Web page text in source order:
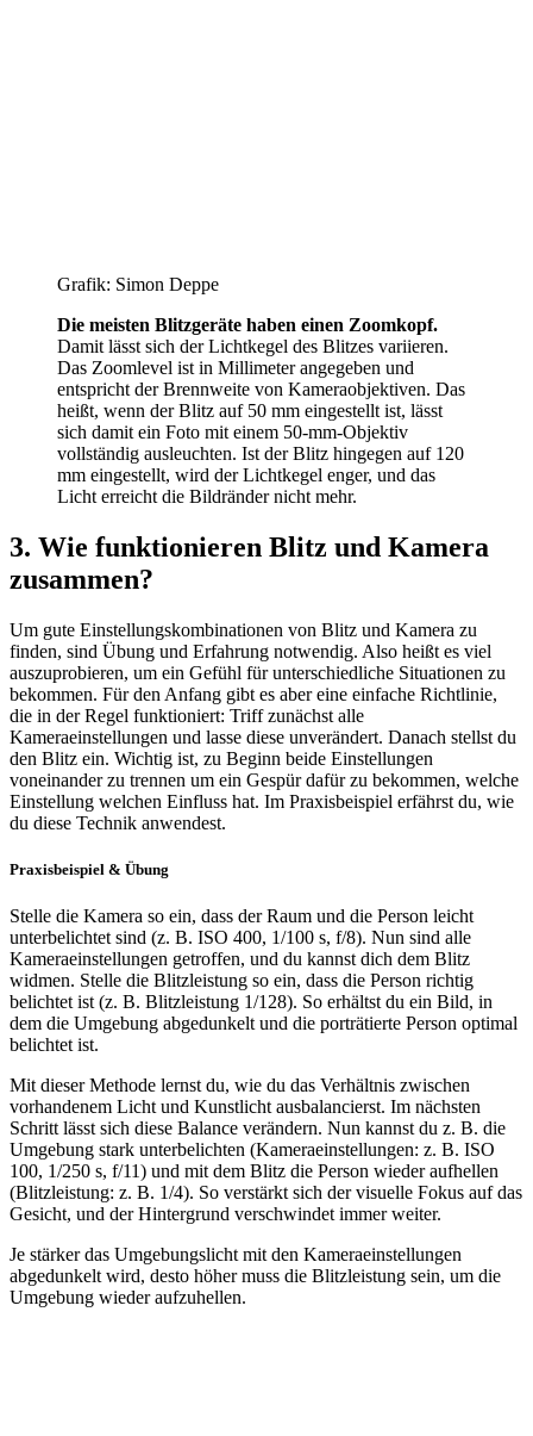
Grafik: Simon Deppe
Die meisten Blitzgeräte haben einen Zoomkopf.
Damit lässt sich der Lichtkegel des Blitzes variieren.
Das Zoomlevel ist in Millimeter angegeben und
entspricht der Brennweite von Kameraobjektiven. Das
heißt, wenn der Blitz auf 50 mm eingestellt ist, lässt
sich damit ein Foto mit einem 50-mm-Objektiv
vollständig ausleuchten. Ist der Blitz hingegen auf 120
mm eingestellt, wird der Lichtkegel enger, und das
Licht erreicht die Bildränder nicht mehr.
3. Wie funktionieren Blitz und Kamera
zusammen?
Um gute Einstellungskombinationen von Blitz und Kamera zu
finden, sind Übung und Erfahrung notwendig. Also heißt es viel
auszuprobieren, um ein Gefühl für unterschiedliche Situationen zu
bekommen. Für den Anfang gibt es aber eine einfache Richtlinie,
die in der Regel funktioniert: Triff zunächst alle
Kameraeinstellungen und lasse diese unverändert. Danach stellst du
den Blitz ein. Wichtig ist, zu Beginn beide Einstellungen
voneinander zu trennen um ein Gespür dafür zu bekommen, welche
Einstellung welchen Einfluss hat. Im Praxisbeispiel erfährst du, wie
du diese Technik anwendest.
Praxisbeispiel & Übung
Stelle die Kamera so ein, dass der Raum und die Person leicht
unterbelichtet sind (z. B. ISO 400, 1/100 s, f/8). Nun sind alle
Kameraeinstellungen getroffen, und du kannst dich dem Blitz
widmen. Stelle die Blitzleistung so ein, dass die Person richtig
belichtet ist (z. B. Blitzleistung 1/128). So erhältst du ein Bild, in
dem die Umgebung abgedunkelt und die porträtierte Person optimal
belichtet ist.
Mit dieser Methode lernst du, wie du das Verhältnis zwischen
vorhandenem Licht und Kunstlicht ausbalancierst. Im nächsten
Schritt lässt sich diese Balance verändern. Nun kannst du z. B. die
Umgebung stark unterbelichten (Kameraeinstellungen: z. B. ISO
100, 1/250 s, f/11) und mit dem Blitz die Person wieder aufhellen
(Blitzleistung: z. B. 1/4). So verstärkt sich der visuelle Fokus auf das
Gesicht, und der Hintergrund verschwindet immer weiter.
Je stärker das Umgebungslicht mit den Kameraeinstellungen
abgedunkelt wird, desto höher muss die Blitzleistung sein, um die
Umgebung wieder aufzuhellen.